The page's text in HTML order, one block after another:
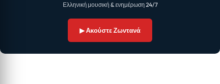
Ελληνική μουσική & ενημέρωση 24/7
▶ Ακούστε Ζωντανά